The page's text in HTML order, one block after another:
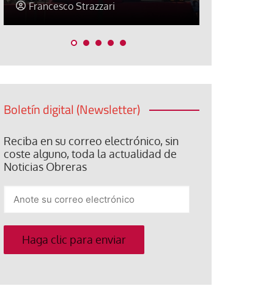
Jose Luis Palacios
Boletín digital (Newsletter)
Reciba en su correo electrónico, sin
coste alguno, toda la actualidad de
Noticias Obreras
su
correo
electrónico
Haga clic para enviar